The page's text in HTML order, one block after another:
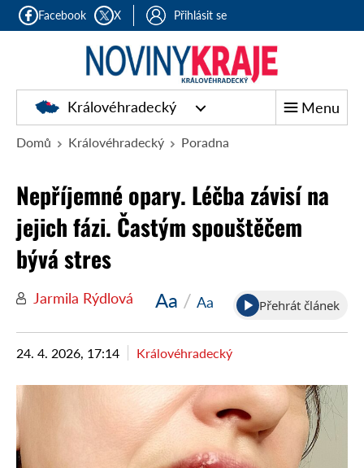
Facebook X Přihlásit se
Královéhradecký Menu
Domů Královéhradecký Poradna
Nepříjemné opary. Léčba závisí na
jejich fázi. Častým spouštěčem
bývá stres
Jarmila Rýdlová Aa / Aa Přehrát článek
24. 4. 2026, 17:14 Královéhradecký